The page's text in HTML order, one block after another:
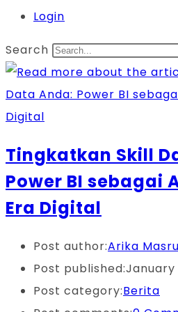
Login
Search
Tingkatkan Skill
Power BI sebagai
Era Digital
Post author:Arika
Post published:January
Post category:Berita